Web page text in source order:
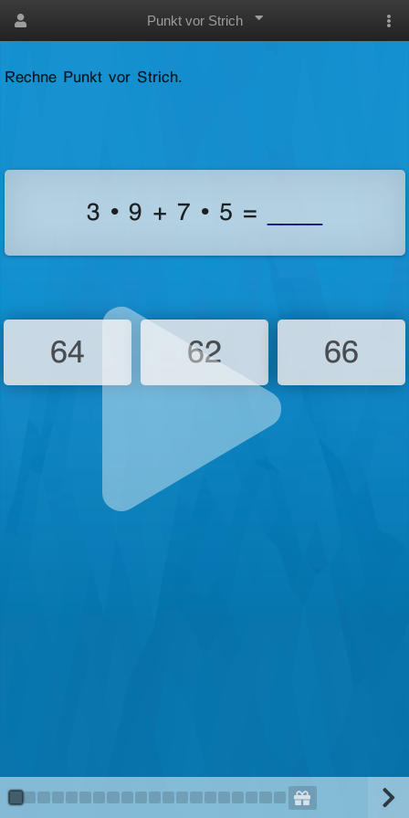
Punkt vor Strich
3 • 9 + 7 • 5 =
Rechne Punkt vor Strich.
64 62 66